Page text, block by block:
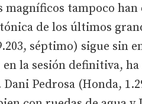
magníficos tampoco
de los últimos
séptimo) sigue sin
en la sesión definitiva,
Pedrosa (Honda,